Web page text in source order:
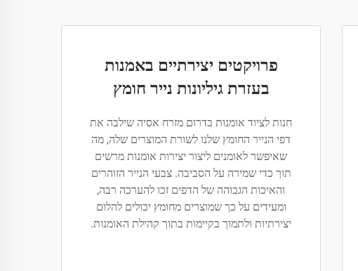
פרויקטים יצירתיים באמנות
בעזרת גיליונות נייר חומץ
חנות לציוד אומנות בדרום מזרח אסיה שילבה את
דפי הנייר החומץ שלנו לשורת המוצרים שלה, מה
שאיפשר לאומנים ליצור יצירות אומנות מרשים
תוך כדי שמירה על הסביבה. צבעי הנייר הזוהרים
והאיכות הגבוהה של הדפים זכו להערכה רבה,
ומעידים על כך שמוצרים מחומץ יכולים להלום
יצירתיות ולתמוך בקיימות בתוך קהילת האומנות.